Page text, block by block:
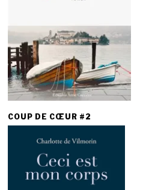
COUP DE CŒUR #2